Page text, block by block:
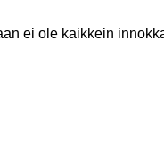
ei ole kaikkein